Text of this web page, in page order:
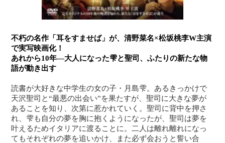
不朽の名作「耳をすませば」が、清野菜名×松坂桃李W主演
で実写映画化！
あれから10年―大人になった雫と聖司、ふたりの新たな物
語が動き出す
読書が大好きな中学生の女の子・月島雫。あるきっかけで
天沢聖司と“最悪の出会い”を果たすが、聖司に大きな夢が
あることを知り、次第に惹かれていく。聖司に背中を押さ
れ、雫も自分の夢を胸に抱くようになったが、聖司は夢を
叶えるためイタリアに渡ることに。二人は離れ離れになっ
てもそれぞれの夢を追いかけ、また必ず会おうと誓い合